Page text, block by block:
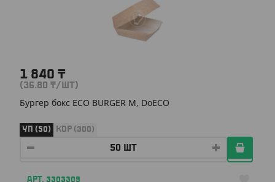
1 840 ₸
(36.80 ₸/ШТ)
Бургер бокс ECO BURGER M, DoECO
УП (50) КОР (300)
АРТ. 3303309